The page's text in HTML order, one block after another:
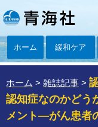
ホーム 緩和ケア
ホーム > 雑誌記事 >
認知症なのかどう
メント―がん患者